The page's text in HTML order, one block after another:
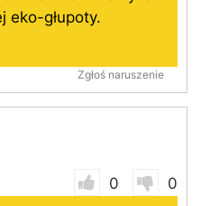
eko-głupoty.
Zgłoś naruszenie
0
0